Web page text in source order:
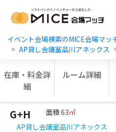
イベント会場検索のMICE会場マッ
AP貸し会議室品川アネックス
在庫・料金詳
細
ルーム詳細
G+H 面積63㎡
AP貸し会議室品川アネックス